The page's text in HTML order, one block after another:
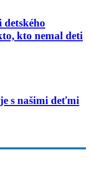
kto nemal deti
s našimi deťmi